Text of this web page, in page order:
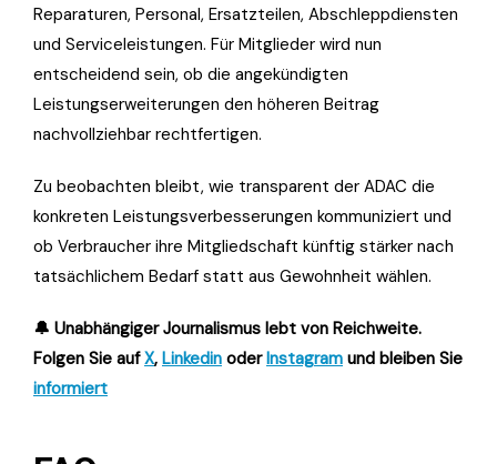
Reparaturen, Personal, Ersatzteilen, Abschleppdiensten
und Serviceleistungen. Für Mitglieder wird nun
entscheidend sein, ob die angekündigten
Leistungserweiterungen den höheren Beitrag
nachvollziehbar rechtfertigen.
Zu beobachten bleibt, wie transparent der ADAC die
konkreten Leistungsverbesserungen kommuniziert und
ob Verbraucher ihre Mitgliedschaft künftig stärker nach
tatsächlichem Bedarf statt aus Gewohnheit wählen.
🔔 Unabhängiger Journalismus lebt von Reichweite.
Folgen Sie aufX, Linkedin oderInstagram und bleiben Sie
informiert